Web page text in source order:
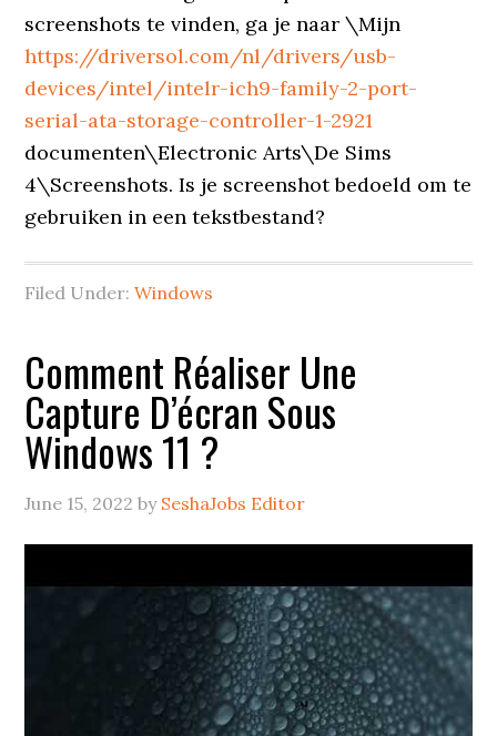
screenshots te vinden, ga je naar \Mijn
https://driversol.com/nl/drivers/usb-
devices/intel/intelr-ich9-family-2-port-
serial-ata-storage-controller-1-2921
documenten\Electronic Arts\De Sims
4\Screenshots. Is je screenshot bedoeld om te
gebruiken in een tekstbestand?
Filed Under:Windows
Comment Réaliser Une
Capture D’écran Sous
Windows 11 ?
June 15, 2022 by SeshaJobs Editor